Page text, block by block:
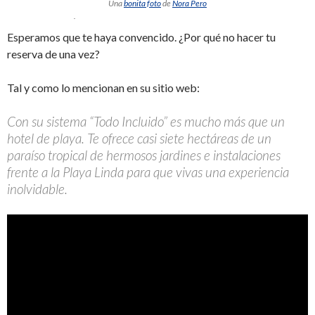
Unabonita fotodeNora Pero
.
Esperamos que te haya convencido. ¿Por qué no hacer tu
reserva de una vez?
Tal y como lo mencionan en su sitio web:
Con su sistema “Todo Incluido” es mucho más que un
hotel de playa. Te ofrece casi siete hectáreas de un
paraíso tropical de hermosos jardines e instalaciones
frente a la Playa Linda para que vivas una experiencia
inolvidable.